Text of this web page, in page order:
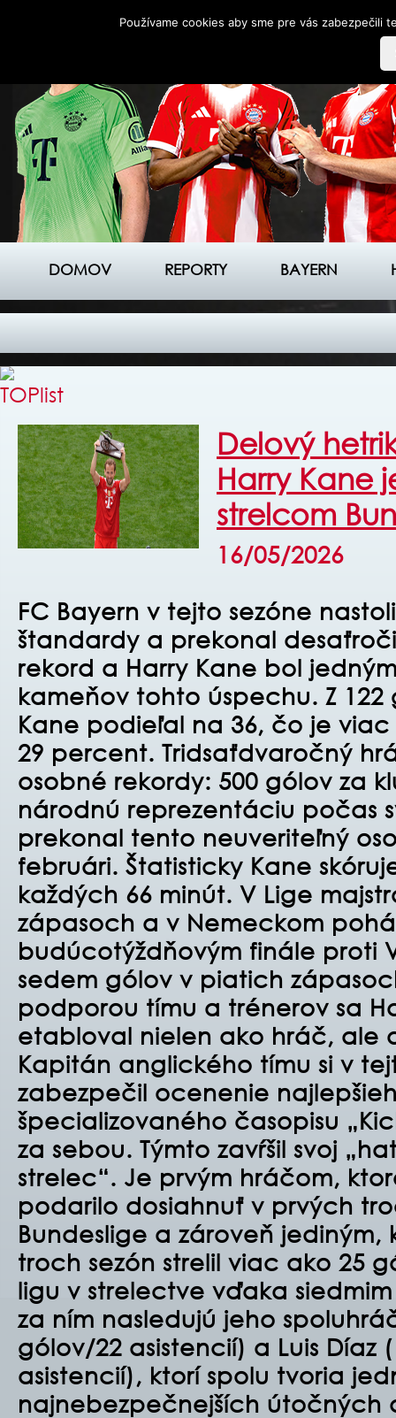
DOMOV REPORTY BAYERN
Delový
Harry Kane
strelcom
16/05/2026
FC Bayern v tejto sezóne
štandardy a prekonal
rekord a Harry Kane bol
kameňov tohto úspechu. Z 122
Kane podieľal na 36, čo je viac
29 percent. Tridsaťdvaročný
osobné rekordy: 500 gólov za
národnú reprezentáciu počas
prekonal tento neuveriteľný
februári. Štatisticky Kane
každých 66 minút. V Lige
zápasoch a v Nemeckom
budúcotýždňovým finále proti
sedem gólov v piatich
podporou tímu a trénerov sa
etabloval nielen ako hráč, ale
Kapitán anglického tímu si v
zabezpečil ocenenie
špecializovaného časopisu
za sebou. Týmto zavŕšil svoj
strelec“. Je prvým hráčom,
podarilo dosiahnuť v prvých
Bundeslige a zároveň jediným,
troch sezón strelil viac ako 25
ligu v strelectve vďaka
za ním nasledujú jeho
gólov/22 asistencií) a Luis Díaz
asistencií), ktorí spolu tvoria
najnebezpečnejších útočných
Používame cookies aby sme pre vás zabezpečili